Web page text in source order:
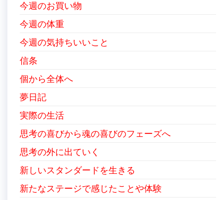
今週のお買い物
今週の体重
今週の気持ちいいこと
信条
個から全体へ
夢日記
実際の生活
思考の喜びから魂の喜びのフェーズへ
思考の外に出ていく
新しいスタンダードを生きる
新たなステージで感じたことや体験